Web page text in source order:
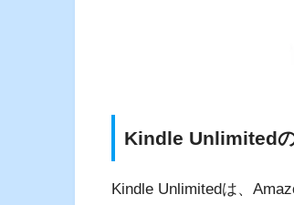
Kindle Unlimited
Kindle Unlimitedは、